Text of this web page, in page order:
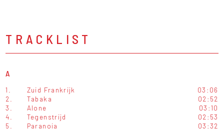
TRACKLIST
A
1. Zuid Frankrijk
03:06
2.
Tabaka
02:52
3.
Alone
03:10
4.
Tegenstrijd
02:53
5.
Paranoia 03:32